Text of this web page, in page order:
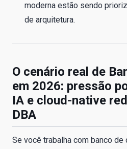
moderna estão sendo
de arquitetura.
O cenário real de
em 2026: pressão
IA e cloud-native
DBA
Se você trabalha com banco